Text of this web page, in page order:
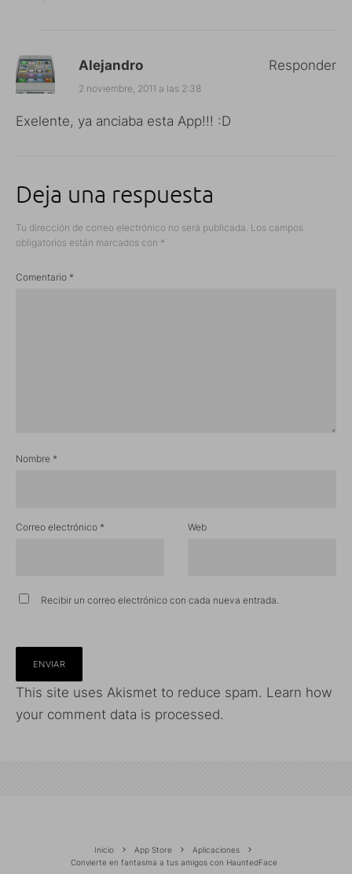
Alejandro
2 noviembre, 2011 a las 2:38
Exelente, ya anciaba esta App!!! :D
Responder
Deja una respuesta
Tu dirección de correo electrónico no será publicada. Los campos
obligatorios están marcados con *
Comentario *
Nombre *
Correo electrónico * Web
Recibir un correo electrónico con cada nueva entrada.
This site uses Akismet to reduce spam. Learn how
your comment data is processed.
Inicio App Store
Aplicaciones
Convierte en fantasma a tus amigos con HauntedFace